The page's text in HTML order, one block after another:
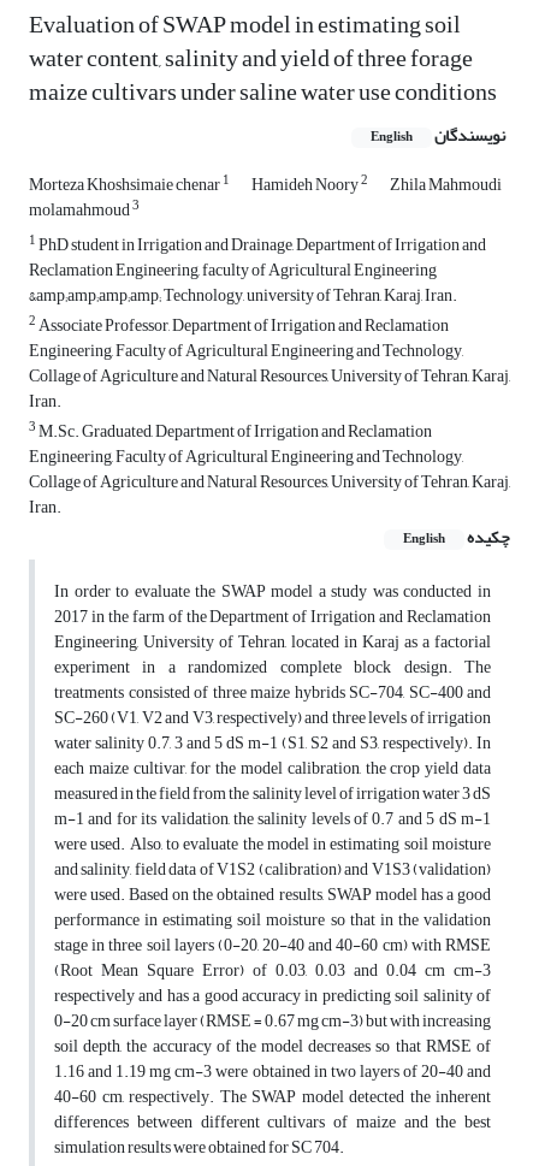
Evaluation of SWAP model in estimating soil
water content, salinity and yield of three forage
maize cultivars under saline water use conditions
نویسندگان English
Morteza Khoshsimaie chenar1 Hamideh Noory2 Zhila Mahmoudi
molamahmoud3
1PhD student in Irrigation and Drainage, Department of Irrigation and
Reclamation Engineering, faculty of Agricultural Engineering
&amp;amp;amp;amp; Technology, university of Tehran, Karaj, Iran.
2Associate Professor, Department of Irrigation and Reclamation
Engineering, Faculty of Agricultural Engineering and Technology,
Collage of Agriculture and Natural Resources, University of Tehran, Karaj,
Iran.
3M.Sc. Graduated, Department of Irrigation and Reclamation
Engineering, Faculty of Agricultural Engineering and Technology,
Collage of Agriculture and Natural Resources, University of Tehran, Karaj,
Iran.
چکیده
English
In order to evaluate the SWAP model a study was conducted in
2017 in the farm of the Department of Irrigation and Reclamation
Engineering, University of Tehran, located in Karaj as a factorial
experiment in a randomized complete block design. The
treatments consisted of three maize hybrids SC-704, SC-400 and
SC-260 (V1, V2 and V3, respectively) and three levels of irrigation
water salinity 0.7, 3 and 5 dS m-1 (S1, S2 and S3, respectively). In
each maize cultivar, for the model calibration, the crop yield data
measured in the field from the salinity level of irrigation water 3 dS
m-1 and for its validation, the salinity levels of 0.7 and 5 dS m-1
were used. Also, to evaluate the model in estimating soil moisture
and salinity, field data of V1S2 (calibration) and V1S3 (validation)
were used. Based on the obtained results, SWAP model has a good
performance in estimating soil moisture so that in the validation
stage in three soil layers (0-20, 20-40 and 40-60 cm) with RMSE
(Root Mean Square Error) of 0.03, 0.03 and 0.04 cm cm-3
respectively and has a good accuracy in predicting soil salinity of
0-20 cm surface layer (RMSE = 0.67 mg cm-3) but with increasing
soil depth, the accuracy of the model decreases so that RMSE of
1.16 and 1.19 mg cm-3 were obtained in two layers of 20-40 and
40-60 cm, respectively. The SWAP model detected the inherent
differences between different cultivars of maize and the best
simulation results were obtained for SC 704.